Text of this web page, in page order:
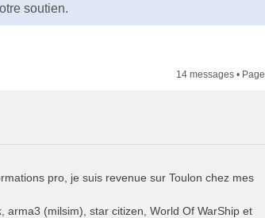
soutien.
14 messages • Page
pro, je suis revenue sur Toulon chez mes
(milsim), star citizen, World Of WarShip et